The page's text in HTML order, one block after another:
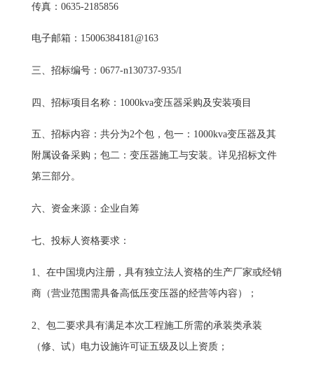
传真：0635-2185856
电子邮箱：15006384181@163
三、招标编号：0677-n130737-935/l
四、招标项目名称：1000kva变压器采购及安装项目
五、招标内容：共分为2个包，包一：1000kva变压器及其
附属设备采购；包二：变压器施工与安装。详见招标文件
第三部分。
六、资金来源：企业自筹
七、投标人资格要求：
1、在中国境内注册，具有独立法人资格的生产厂家或经销
商（营业范围需具备高低压变压器的经营等内容）；
2、包二要求具有满足本次工程施工所需的承装类承装
（修、试）电力设施许可证五级及以上资质；